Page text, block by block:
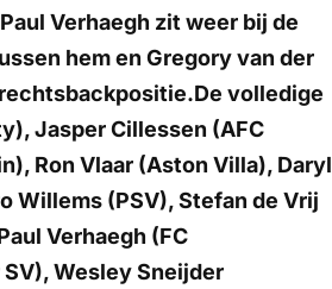
Verhaegh zit weer bij de
hem en Gregory van der
volledige
Jasper Cillessen (AFC
Ron Vlaar (Aston Villa), Daryl
Willems (PSV), Stefan de Vrij
Verhaegh (FC
Wesley Sneijder